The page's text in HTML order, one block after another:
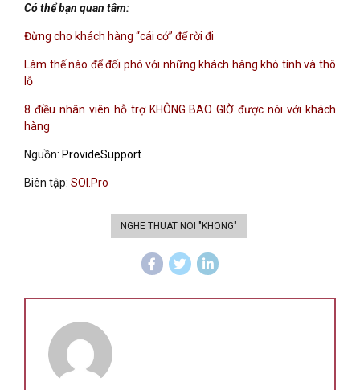
Có thể bạn quan tâm:
Đừng cho khách hàng “cái cớ” để rời đi
Làm thế nào để đối phó với những khách hàng khó tính và thô
lỗ
8 điều nhân viên hỗ trợ KHÔNG BAO GIỜ được nói với khách
hàng
Nguồn: ProvideSupport
Biên tập: SOI.Pro
NGHE THUAT NOI "KHONG"